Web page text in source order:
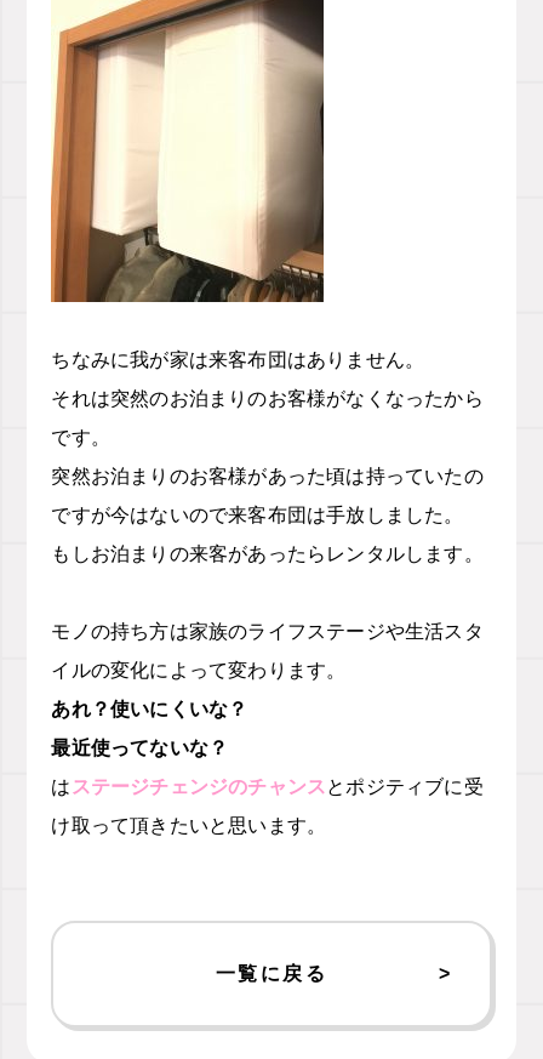
ちなみに我が家は来客布団はありません。
それは突然のお泊まりのお客様がなくなったから
です。
突然お泊まりのお客様があった頃は持っていたの
ですが今はないので来客布団は手放しました。
もしお泊まりの来客があったらレンタルします。
モノの持ち方は家族のライフステージや生活スタ
イルの変化によって変わります。
あれ？使いにくいな？
最近使ってないな？
は ステージチェンジのチャンス とポジティブに受
け取って頂きたいと思います。
一覧に戻る